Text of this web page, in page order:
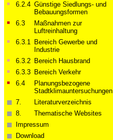
6.2.4 Günstige Siedlungs- und
Bebauungsformen
6.3
Maßnahmen zur
Luftreinhaltung
6.3.1 Bereich Gewerbe und
Industrie
6.3.2 Bereich Hausbrand
6.3.3 Bereich Verkehr
6.4
Planungsbezogene
Stadtklimauntersuchungen
7.
Literaturverzeichnis
8.
Thematische Websites
Impressum
Download